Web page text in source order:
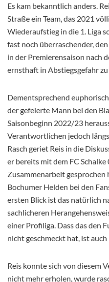
Es kam bekanntlich anders.
Straße ein Team, das 2021
Wiederaufstieg in die 1. Liga
fast noch überraschender,
in der Premierensaison nach
ernsthaft in Abstiegsgefahr zu
Dementsprechend
der gefeierte Mann bei den
Saisonbeginn 2022/23
Verantwortlichen jedoch
Rasch geriet Reis in die
er bereits mit dem FC
Zusammenarbeit gesprochen
Bochumer Helden bei den
ersten Blick ist das natürlich
sachlicheren
einer Profiliga. Dass das den
nicht geschmeckt hat, ist auch
Reis konnte sich von diesem
nicht mehr erholen, wurde